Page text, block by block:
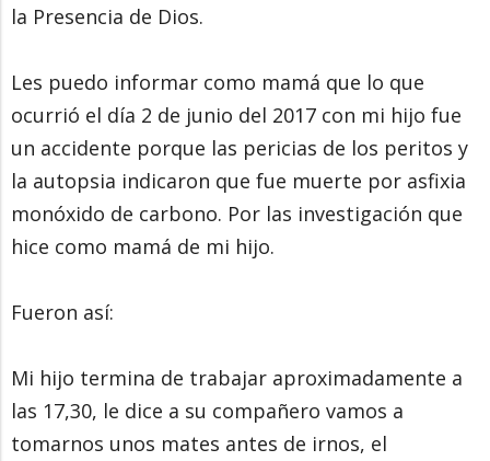
la Presencia de Dios.
Les puedo informar como mamá que lo que
ocurrió el día 2 de junio del 2017 con mi hijo fue
un accidente porque las pericias de los peritos y
la autopsia indicaron que fue muerte por asfixia
monóxido de carbono. Por las investigación que
hice como mamá de mi hijo.
Fueron así:
Mi hijo termina de trabajar aproximadamente a
las 17,30, le dice a su compañero vamos a
tomarnos unos mates antes de irnos, el